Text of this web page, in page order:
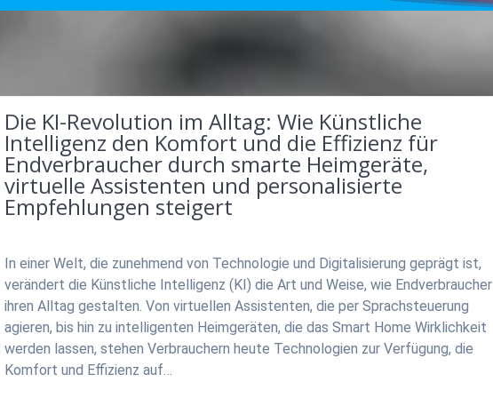
Die KI-Revolution im Alltag: Wie Künstliche
Intelligenz den Komfort und die Effizienz für
Endverbraucher durch smarte Heimgeräte,
virtuelle Assistenten und personalisierte
Empfehlungen steigert
In einer Welt, die zunehmend von Technologie und Digitalisierung geprägt ist,
verändert die Künstliche Intelligenz (KI) die Art und Weise, wie Endverbraucher
ihren Alltag gestalten. Von virtuellen Assistenten, die per Sprachsteuerung
agieren, bis hin zu intelligenten Heimgeräten, die das Smart Home Wirklichkeit
werden lassen, stehen Verbrauchern heute Technologien zur Verfügung, die
Komfort und Effizienz auf…